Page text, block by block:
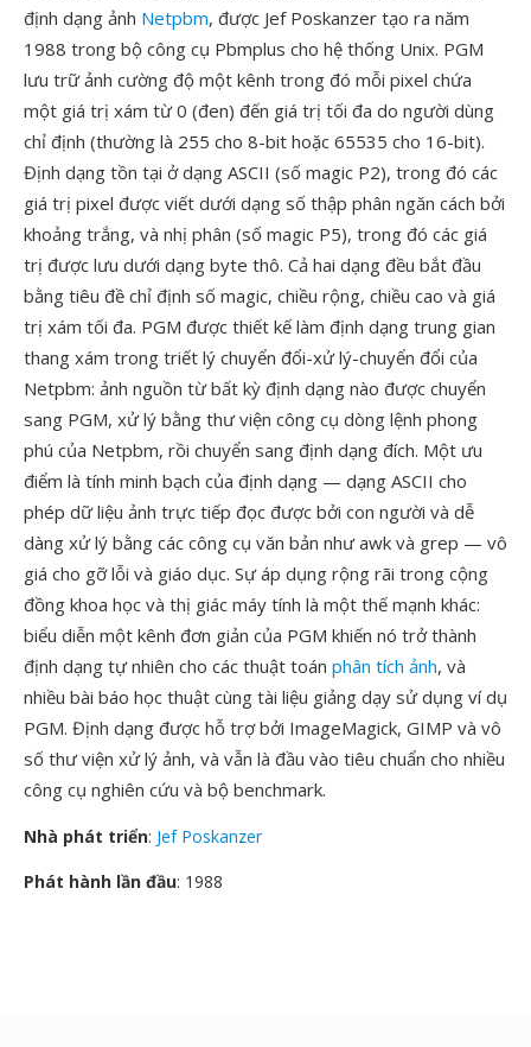
định dạng ảnh Netpbm, được Jef Poskanzer tạo ra năm
1988 trong bộ công cụ Pbmplus cho hệ thống Unix. PGM
lưu trữ ảnh cường độ một kênh trong đó mỗi pixel chứa
một giá trị xám từ 0 (đen) đến giá trị tối đa do người dùng
chỉ định (thường là 255 cho 8-bit hoặc 65535 cho 16-bit).
Định dạng tồn tại ở dạng ASCII (số magic P2), trong đó các
giá trị pixel được viết dưới dạng số thập phân ngăn cách bởi
khoảng trắng, và nhị phân (số magic P5), trong đó các giá
trị được lưu dưới dạng byte thô. Cả hai dạng đều bắt đầu
bằng tiêu đề chỉ định số magic, chiều rộng, chiều cao và giá
trị xám tối đa. PGM được thiết kế làm định dạng trung gian
thang xám trong triết lý chuyển đổi-xử lý-chuyển đổi của
Netpbm: ảnh nguồn từ bất kỳ định dạng nào được chuyển
sang PGM, xử lý bằng thư viện công cụ dòng lệnh phong
phú của Netpbm, rồi chuyển sang định dạng đích. Một ưu
điểm là tính minh bạch của định dạng — dạng ASCII cho
phép dữ liệu ảnh trực tiếp đọc được bởi con người và dễ
dàng xử lý bằng các công cụ văn bản như awk và grep — vô
giá cho gỡ lỗi và giáo dục. Sự áp dụng rộng rãi trong cộng
đồng khoa học và thị giác máy tính là một thế mạnh khác:
biểu diễn một kênh đơn giản của PGM khiến nó trở thành
định dạng tự nhiên cho các thuật toán phân tích ảnh, và
nhiều bài báo học thuật cùng tài liệu giảng dạy sử dụng ví dụ
PGM. Định dạng được hỗ trợ bởi ImageMagick, GIMP và vô
số thư viện xử lý ảnh, và vẫn là đầu vào tiêu chuẩn cho nhiều
công cụ nghiên cứu và bộ benchmark.
Nhà phát triển: Jef Poskanzer
Phát hành lần đầu: 1988